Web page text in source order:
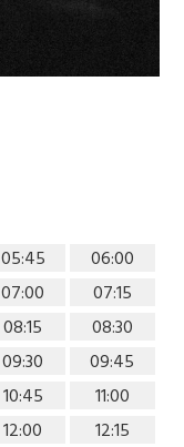
05:45
06:00
07:00
07:15
08:15
08:30
09:30
09:45
10:45
11:00
12:00
12:15